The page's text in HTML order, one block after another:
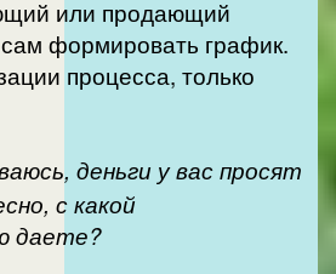
или продающий
формировать график.
процесса, только
деньги у вас просят
с какой
даете?